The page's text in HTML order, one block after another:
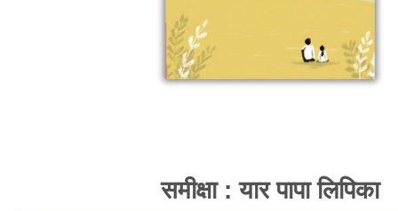
समीक्षा : यार पापा लिपिका